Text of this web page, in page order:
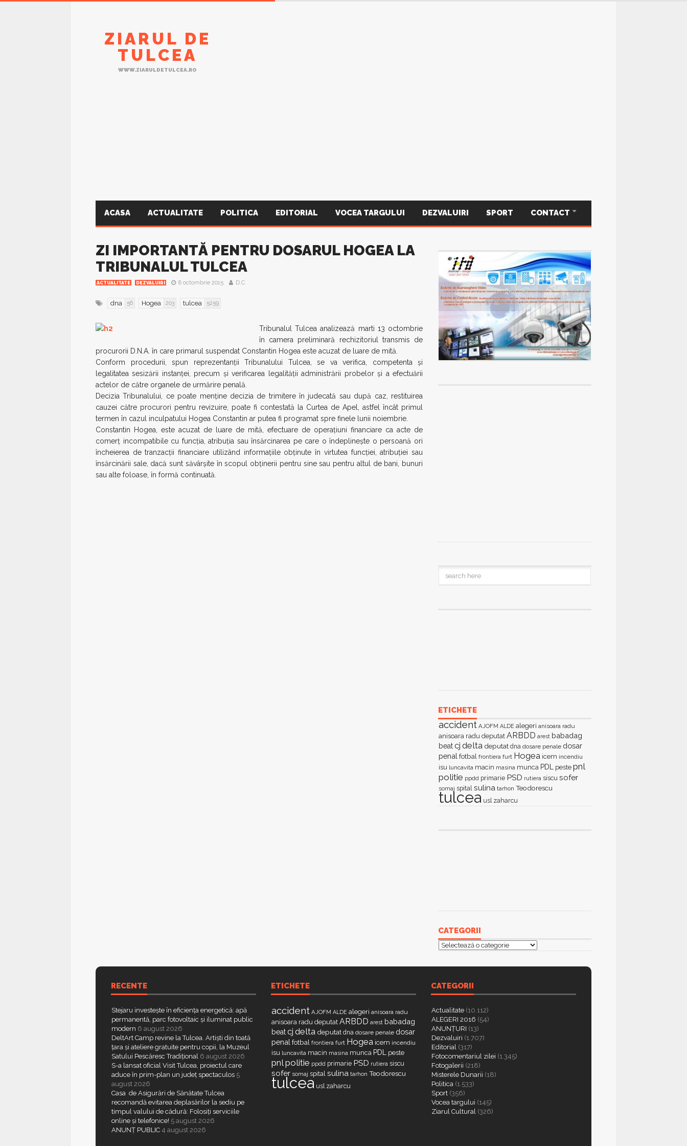
ZIARUL DE
TULCEA
WWW.ZIARULDETULCEA.RO
ACASA ACTUALITATE POLITICA EDITORIAL VOCEA TARGULUI DEZVALUIRI SPORT CONTACT
ZI IMPORTANTĂ PENTRU DOSARUL HOGEA LA
TRIBUNALUL TULCEA
ACTUALITATE DEZVALUIRI 8 octombrie 2015 D.C.
dna 56 Hogea 203 tulcea 5259
Tribunalul Tulcea analizează marti 13 octombrie
în camera preliminară rechizitoriul transmis de
procurorii D.N.A. în care primarul suspendat Constantin Hogea este acuzat de luare de mită.
Conform procedurii, spun reprezentanţii Tribunalului Tulcea, se va verifica, competenta şi
legalitatea sesizării instanţei, precum şi verificarea legalităţii administrării probelor şi a efectuării
actelor de către organele de urmărire penală.
Decizia Tribunalului, ce poate menţine decizia de trimitere în judecată sau după caz, restituirea
cauzei către procurori pentru revizuire, poate fi contestată la Curtea de Apel, astfel încât primul
termen în cazul inculpatului Hogea Constantin ar putea fi programat spre finele lunii noiembrie.
Constantin Hogea, este acuzat de luare de mită, efectuare de operațiuni financiare ca acte de
comerț incompatibile cu funcția, atribuția sau însărcinarea pe care o îndeplinește o persoană ori
încheierea de tranzacții financiare utilizând informațiile obținute în virtutea funcției, atribuției sau
însărcinării sale, dacă sunt săvârșite în scopul obținerii pentru sine sau pentru altul de bani, bunuri
sau alte foloase, în formă continuată.
ETICHETE
accident AJOFM ALDE alegeri anisoara radu
anisoara radu deputat ARBDD arest babadag
beatcj delta deputat dna dosare penale dosar
penal fotbal frontiera furt Hogea icem incendiu
isu luncavita macin masina munca PDL peste pnl
politie ppdd primarie PSD rutiera siscu sofer
somaj spital sulina tarhon Teodorescu
tulcea usl zaharcu
CATEGORII
Categorii
RECENTE
Stejaru investește în eficiența energetică: apă
permanentă, parc fotovoltaic și iluminat public
modern 6 august 2026
DeltArt Camp revine la Tulcea. Artiști din toată
țara și ateliere gratuite pentru copii, la Muzeul
Satului Pescăresc Tradițional 6 august 2026
S-a lansat oficial Visit Tulcea, proiectul care
aduce în prim-plan un județ spectaculos 5
august 2026
Casa de Asigurări de Sănătate Tulcea
recomandă evitarea deplasărilor la sediu pe
timpul valului de cădură: Folosiți serviciile
online și telefonice! 5 august 2026
ANUNȚ PUBLIC 4 august 2026
ETICHETE
accident AJOFM ALDE alegeri anisoara radu
anisoara radu deputat ARBDD arest babadag
beatcj delta deputat dna dosare penale dosar
penal fotbal frontiera furt Hogea icem incendiu
isu luncavita macin masina munca PDL peste
pnl politie ppdd primarie PSD rutiera siscu
sofer somaj spital sulina tarhon Teodorescu
tulcea usl zaharcu
CATEGORII
Actualitate (10.112)
ALEGERI 2016 (54)
ANUNȚURI (13)
Dezvaluiri (1.707)
Editorial (317)
Fotocomentariul zilei (1.345)
Fotogalerii (218)
Misterele Dunarii (18)
Politica (1.533)
Sport (356)
Vocea targului (145)
Ziarul Cultural (326)